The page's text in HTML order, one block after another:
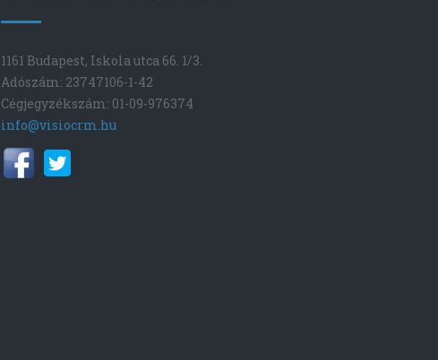
1161 Budapest, Iskola utca 66. 1/3.
Adószám: 23747106-1-42
Cégjegyzékszám: 01-09-976374
info@visiocrm.hu